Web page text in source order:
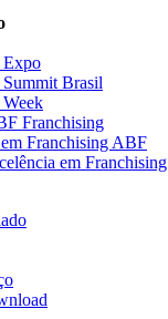
Expo
Brasil
Franchising
Franchising ABF
em Franchising